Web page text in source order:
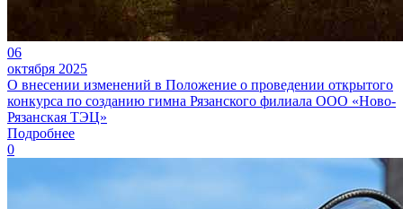
06
октября 2025
О внесении изменений в Положение о проведении открытого
конкурса по созданию гимна Рязанского филиала ООО «Ново-
Рязанская ТЭЦ»
Подробнее
0